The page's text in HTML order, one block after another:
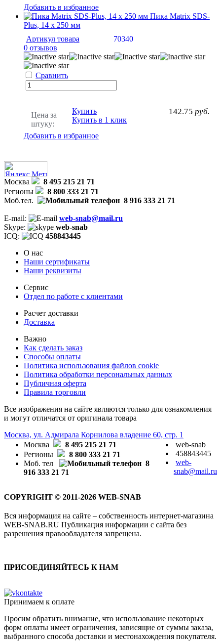
Добавить в избранное
Пика Matrix SDS-
Plus, 14 х 250 мм
Артикул товара
70340
0 отзывов
Сравнить
Цена за
штуку:
142.75 руб.
Купить
Купить в 1 клик
Добавить в избранное
Москва
8 495 215 21 71
Регионы
8 800 333 21 71
Моб.тел.
8 916 333 21 71
E-mail:
web-snab@mail.ru
Skype:
web-snab
ICQ:
458843445
О нас
Наши сертификаты
Наши реквизиты
Сервис
Отдел по работе с клиентами
Расчет доставки
Доставка
Важно
Как сделать заказ
Способы оплаты
Политика использования файлов cookie
Политика обработки персональных данных
Публичная оферта
Правила торговли
Все изображения на сайте являются только для ознакомления
и могут отличатся от оригинала товара
Москва, ул. Адмирала Корнилова владение 60, стр. 1
Москва
8 495 215 21 71
Регионы
8 800 333 21 71
Моб. тел
8
916 333 21 71
web-snab
458843445
web-
snab@mail.ru
COPYRIGHT © 2011-2026 WEB-SNAB
Вся информация на сайте – собственность интернет-магазина
WEB-SNAB.RU Публикация информации с сайта без
разрешения правообладателя запрещена.
ПРИСОЕДИНЯЙТЕСЬ К НАМ
Принимаем к оплате
Просим обратить внимание, что использование некоторых
форм оплаты имеет ограничения, зависящие от суммы заказа,
выбранного способа доставки и местонахождения покупателя.